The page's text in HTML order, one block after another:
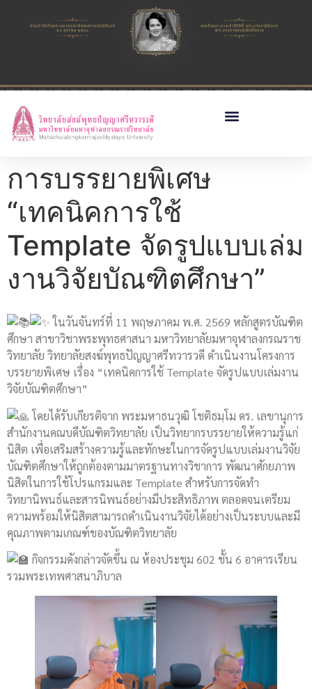
การบรรยายพิเศษ
“เทคนิคการใช้
Template จัดรูปแบบเล่ม
งานวิจัยบัณฑิตศึกษา”
ในวันจันทร์ที่ 11 พฤษภาคม พ.ศ. 2569 หลักสูตรบัณฑิต
ศึกษา สาขาวิชาพระพุทธศาสนา มหาวิทยาลัยมหาจุฬาลงกรณราช
วิทยาลัย วิทยาลัยสงฆ์พุทธปัญญาศรีทวารวดี ดำเนินงานโครงการ
บรรยายพิเศษ เรื่อง “เทคนิคการใช้ Template จัดรูปแบบเล่มงาน
วิจัยบัณฑิตศึกษา”
โดยได้รับเกียรติจาก พระมหาธนวุฒิ โชติธมฺโม ดร. เลขานุการ
สำนักงานคณบดีบัณฑิตวิทยาลัย เป็นวิทยากรบรรยายให้ความรู้แก่
นิสิต เพื่อเสริมสร้างความรู้และทักษะในการจัดรูปแบบเล่มงานวิจัย
บัณฑิตศึกษาให้ถูกต้องตามมาตรฐานทางวิชาการ พัฒนาศักยภาพ
นิสิตในการใช้โปรแกรมและ Template สำหรับการจัดทำ
วิทยานิพนธ์และสารนิพนธ์อย่างมีประสิทธิภาพ ตลอดจนเตรียม
ความพร้อมให้นิสิตสามารถดำเนินงานวิจัยได้อย่างเป็นระบบและมี
คุณภาพตามเกณฑ์ของบัณฑิตวิทยาลัย
กิจกรรมดังกล่าวจัดขึ้น ณ ห้องประชุม 602 ชั้น 6 อาคารเรียน
รวมพระเทพศาสนาภิบาล